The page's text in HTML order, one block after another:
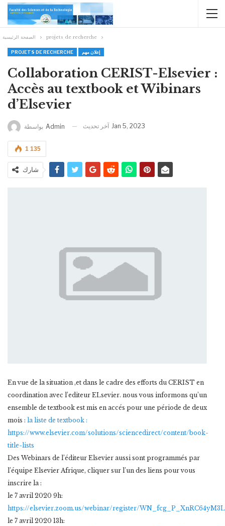
الصفحة الرئيسية projets de recherche
PROJETS DE RECHERCHE إعلان مهم
Collaboration CERIST-Elsevier :
Accès au textbook et Wibinars
d’Elsevier
Admin Jan 5, 2023
1 135
شارك
En vue de la situation ,et dans le cadre des efforts du CERIST en
coordination avec l’editeur ELsevier. nous vous informons qu’un
ensemble de textbook est mis en accés pour une période de deux
mois : la liste de textbook :
https://www.elsevier.com/solutions/sciencedirect/content/book-
title-lists
Des Webinars de l’éditeur Elsevier aussi sont programmés par
l’équipe Elsevier Afrique, cliquer sur l’un des liens pour vous
inscrire la :
le 7 avril 2020 9h:
https://elsevier.zoom.us/webinar/register/
le 7 avril 2020 13h: